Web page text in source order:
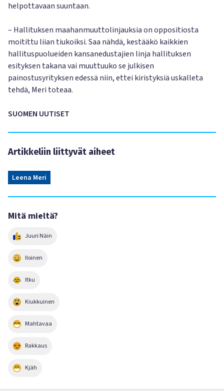
helpottavaan suuntaan.
– Hallituksen maahanmuuttolinjauksia on oppositiosta
moitittu liian tiukoiksi. Saa nähdä, kestääkö kaikkien
hallituspuolueiden kansanedustajien linja hallituksen
esityksen takana vai muuttuuko se julkisen
painostusyrityksen edessä niin, ettei kiristyksiä uskalleta
tehdä, Meri toteaa.
SUOMEN UUTISET
Artikkeliin liittyvät aiheet
Leena Meri
Mitä mieltä?
Juuri Näin
Iloinen
Itku
Kiukkuinen
Mahtavaa
Rakkaus
Kjäh